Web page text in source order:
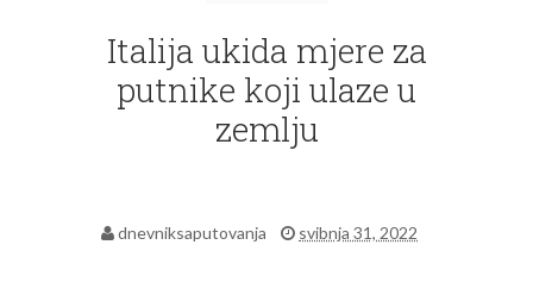
Italija ukida mjere za
putnike koji ulaze u
zemlju
dnevniksaputovanja svibnja 31, 2022